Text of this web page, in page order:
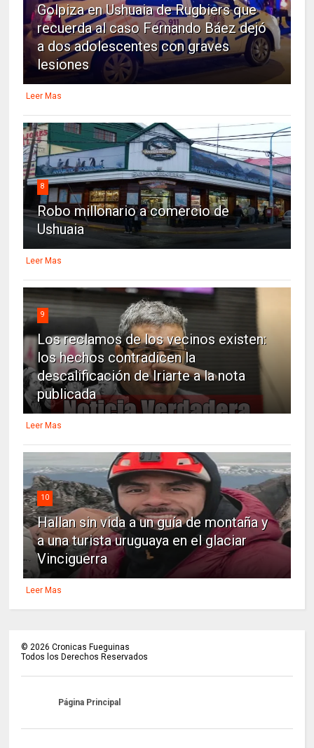
Golpiza en Ushuaia de Rugbiers que
recuerda al caso Fernando Báez dejó
a dos adolescentes con graves
lesiones
Leer Mas
8
Robo millonario a comercio de
Ushuaia
Leer Mas
9
Los reclamos de los vecinos existen:
los hechos contradicen la
descalificación de Iriarte a la nota
publicada
Leer Mas
10
Hallan sin vida a un guía de montaña y
a una turista uruguaya en el glaciar
Vinciguerra
Leer Mas
© 2026 Cronicas Fueguinas
Todos los Derechos Reservados
Página Principal